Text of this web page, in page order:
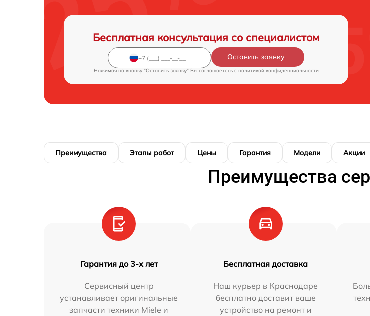
Бесплатная консультация со специалистом
Оставить заявку
Нажимая на кнопку "Оставить заявку" Вы соглашаетесь c политикой конфиденциальности
Преимущества Этапы работ Цены Гарантия Модели Акции
Преимущества
Гарантия до 3-х лет
Сервисный центр
устанавливает оригинальные
запчасти техники Miele и
Бесплатная доставка
Наш курьер в Краснодаре
бесплатно доставит ваше
устройство на ремонт и